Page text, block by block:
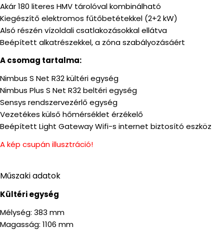
Akár 180 literes HMV tárolóval kombinálható
Kiegészítő elektromos fűtőbetétekkel (2+2 kW)
Alsó részén vízoldali csatlakozásokkal ellátva
Beépített alkatrészekkel, a zóna szabályozásáért
A csomag tartalma:
Nimbus S Net R32 kültéri egység
Nimbus Plus S Net R32 beltéri egység
Sensys rendszervezérlő egység
Vezetékes külső hőmérséklet érzékelő
Beépített Light Gateway Wifi-s internet biztosító eszköz
A kép csupán illusztráció!
Műszaki adatok
Kültéri egység
Mélység: 383 mm
Magasság: 1106 mm